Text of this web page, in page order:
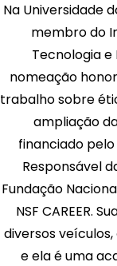
Na Universidade
membro do
Tecnologia
nomeação
trabalho sobre
ampliação
financiado
Responsável
Fundação
NSF CAREER.
diversos veículos,
e ela é uma